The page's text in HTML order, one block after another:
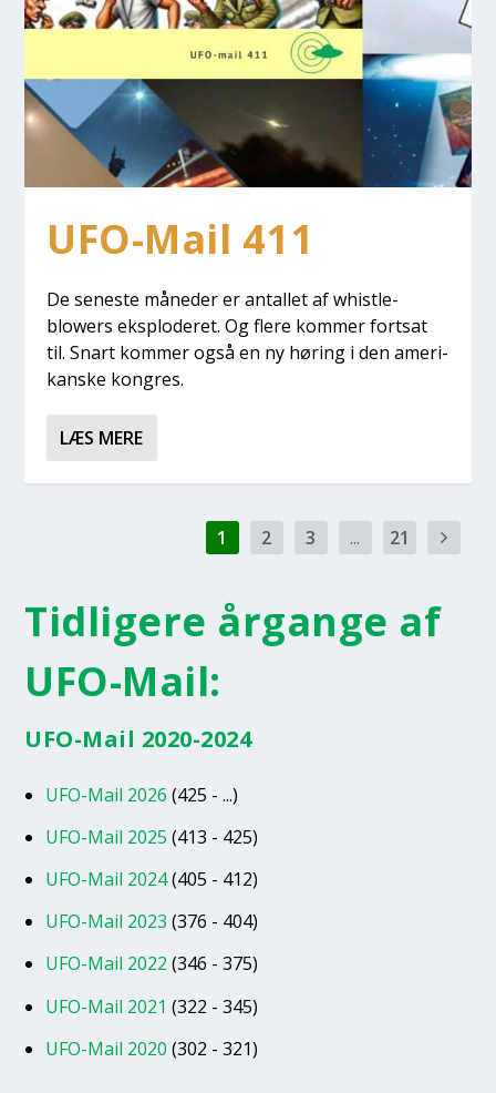
UFO-Mail 411
De sene­ste måne­der er antal­let af whi­st­le­
blowers eks­plo­de­ret. Og fle­re kom­mer fort­sat
til. Snart kom­mer også en ny høring i den ame­ri­
kan­ske kon­gres.
LÆS MERE
1 2 3 ... 21
Tidligere årgange af
UFO-Mail:
UFO-Mail 2020-2024
UFO-Mail 2026 (425 - ...)
UFO-Mail 2025 (413 - 425)
UFO-Mail 2024(405 - 412)
UFO-Mail 2023 (376 - 404)
UFO-Mail 2022 (346 - 375)
UFO-Mail 2021 (322 - 345)
UFO-Mail 2020 (302 - 321)